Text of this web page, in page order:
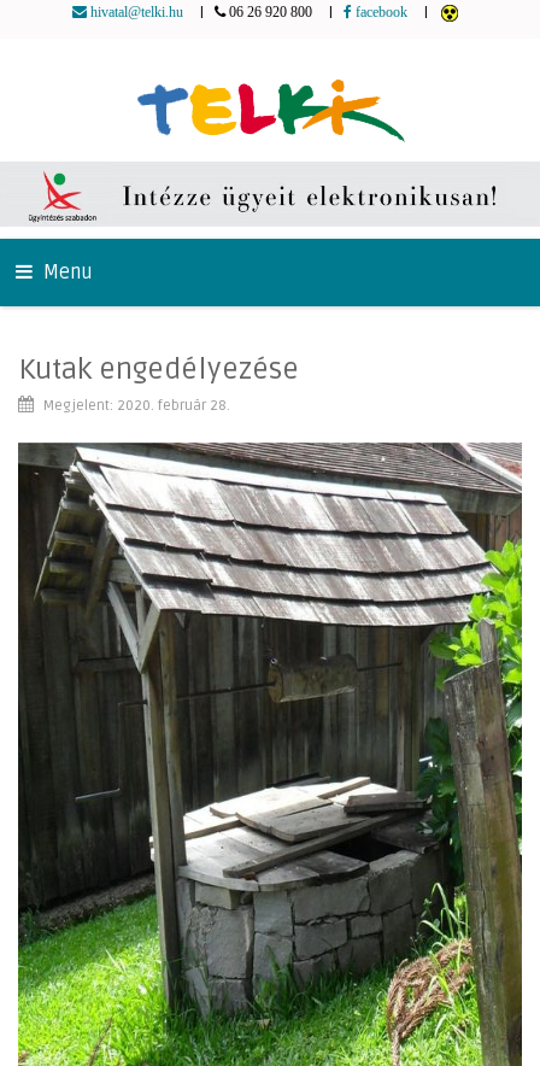
hivatal@telki.hu 06 26 920 800 facebook
Menu
Kutak engedélyezése
Megjelent: 2020. február 28.